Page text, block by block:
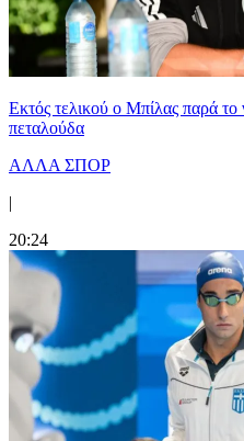
Εκτός τελικού ο Μπίλας παρά
πεταλούδα
ΑΛΛΑ ΣΠΟΡ
|
20:24